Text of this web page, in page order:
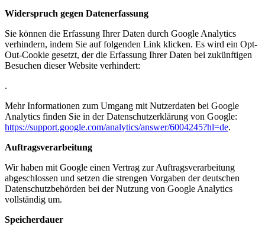
Widerspruch gegen Datenerfassung
Sie können die Erfassung Ihrer Daten durch Google Analytics
verhindern, indem Sie auf folgenden Link klicken. Es wird ein Opt-
Out-Cookie gesetzt, der die Erfassung Ihrer Daten bei zukünftigen
Besuchen dieser Website verhindert:
.
Mehr Informationen zum Umgang mit Nutzerdaten bei Google
Analytics finden Sie in der Datenschutzerklärung von Google:
https://support.google.com/analytics/answer/6004245?hl=de.
Auftragsverarbeitung
Wir haben mit Google einen Vertrag zur Auftragsverarbeitung
abgeschlossen und setzen die strengen Vorgaben der deutschen
Datenschutzbehörden bei der Nutzung von Google Analytics
vollständig um.
Speicherdauer